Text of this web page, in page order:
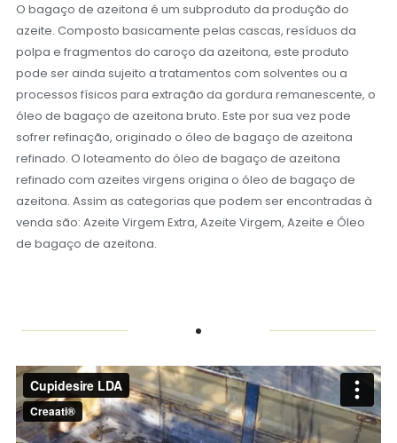
O bagaço de azeitona é um subproduto da produção do
azeite. Composto basicamente pelas cascas, resíduos da
polpa e fragmentos do caroço da azeitona, este produto
pode ser ainda sujeito a tratamentos com solventes ou a
processos físicos para extração da gordura remanescente, o
óleo de bagaço de azeitona bruto. Este por sua vez pode
sofrer refinação, originado o óleo de bagaço de azeitona
refinado. O loteamento do óleo de bagaço de azeitona
refinado com azeites virgens origina o óleo de bagaço de
azeitona. Assim as categorias que podem ser encontradas à
venda são: Azeite Virgem Extra, Azeite Virgem, Azeite e Óleo
de bagaço de azeitona.